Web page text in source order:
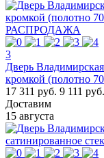
РАСПРОДАЖА
3
Дверь
кромкой (полотно
17 311 руб. 9 111 руб.
Доставим
15 августа